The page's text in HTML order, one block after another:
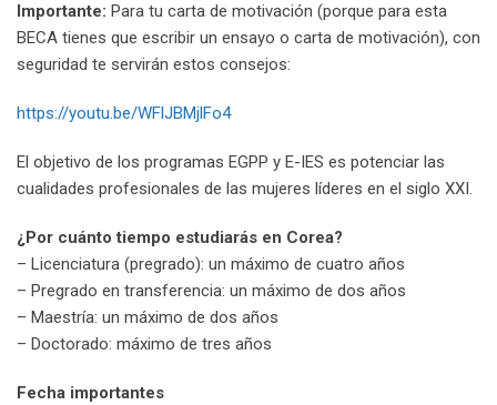
Importante: Para tu carta de motivación (porque para esta
BECA tienes que escribir un ensayo o carta de motivación), con
seguridad te servirán estos consejos:
https://youtu.be/WFlJBMjlFo4
El objetivo de los programas EGPP y E-IES es potenciar las
cualidades profesionales de las mujeres líderes en el siglo XXI.
¿Por cuánto tiempo estudiarás en Corea?
– Licenciatura (pregrado): un máximo de cuatro años
– Pregrado en transferencia: un máximo de dos años
– Maestría: un máximo de dos años
– Doctorado: máximo de tres años
Fecha importantes